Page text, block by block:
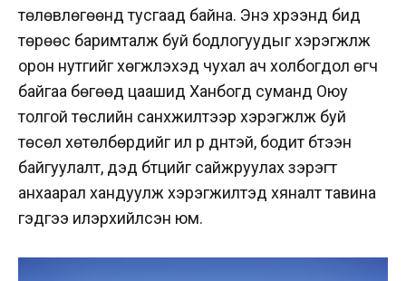
төлөвлөгөөнд тусгаад байна. Энэ хүрээнд бид
төрөөс баримталж буй бодлогуудыг хэрэгжүүлж
орон нутгийг хөгжүүлэхэд чухал ач холбогдол өгч
байгаа бөгөөд цаашид Ханбогд суманд Оюу
толгой төслийн санхүүжилтээр хэрэгжүүлж буй
төсөл хөтөлбөрүүдийг илүү үр дүнтэй, бодит бүтээн
байгуулалт, дэд бүтцийг сайжруулах зэрэгт
анхаарал хандуулж хэрэгжилтэд хяналт тавина
гэдгээ илэрхийлсэн юм.